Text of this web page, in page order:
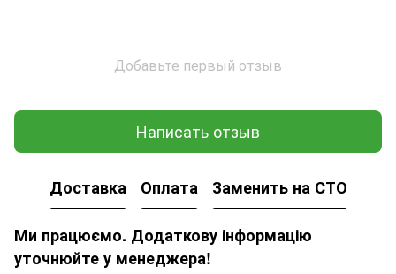
Добавьте первый отзыв
Написать отзыв
Доставка Оплата Заменить на СТО
Ми працюємо. Додаткову інформацію
уточнюйте у менеджера!